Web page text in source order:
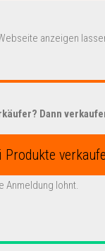
anzeigen
Dann
Anmeldung lohnt.